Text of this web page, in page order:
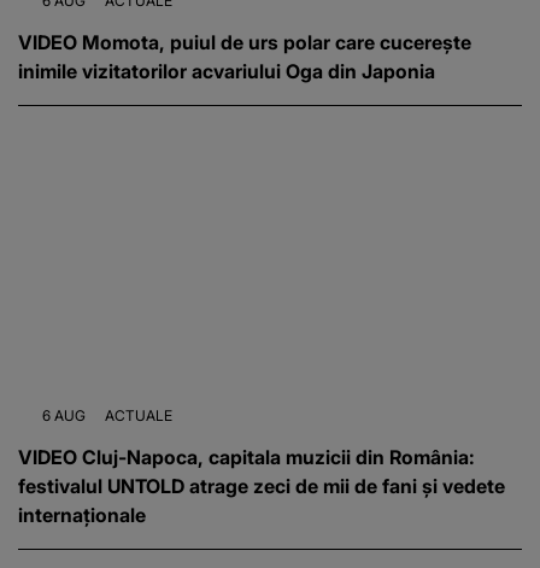
VIDEO Momota, puiul de urs polar care cucerește
inimile vizitatorilor acvariului Oga din Japonia
6 AUG ACTUALE
VIDEO Cluj-Napoca, capitala muzicii din România:
festivalul UNTOLD atrage zeci de mii de fani și vedete
internaționale